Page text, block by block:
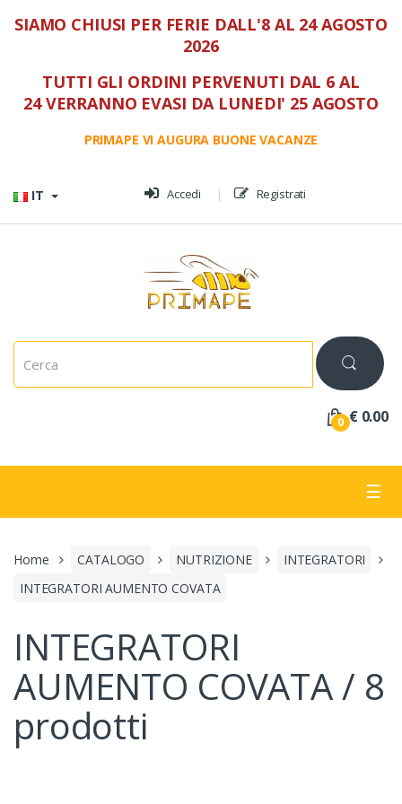
SIAMO CHIUSI PER FERIE DALL'8 AL 24 AGOSTO
2026
TUTTI GLI ORDINI PERVENUTI DAL 6 AL
24 VERRANNO EVASI DA LUNEDI' 25 AGOSTO
PRIMAPE VI AUGURA BUONE VACANZE
IT
Accedi Registrati
C
0 € 0.00
☰
Home CATALOGO NUTRIZIONE
INTEGRATORI
INTEGRATORI AUMENTO COVATA
INTEGRATORI
AUMENTO COVATA / 8
prodotti